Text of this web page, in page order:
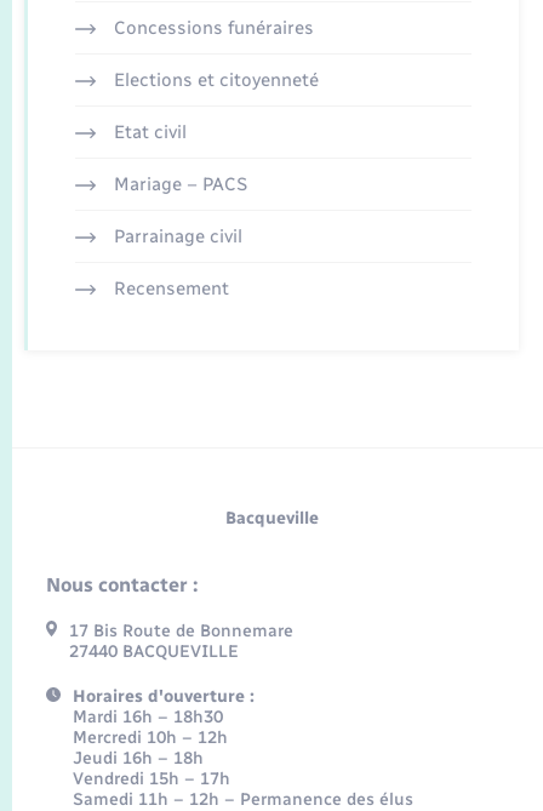
Concessions funéraires
Elections et citoyenneté
Etat civil
Mariage – PACS
Parrainage civil
Recensement
Bacqueville
Nous contacter :
17 Bis Route de Bonnemare
27440 BACQUEVILLE
Horaires d'ouverture :
Mardi 16h – 18h30
Mercredi 10h – 12h
Jeudi 16h – 18h
Vendredi 15h – 17h
Samedi 11h – 12h – Permanence des élus